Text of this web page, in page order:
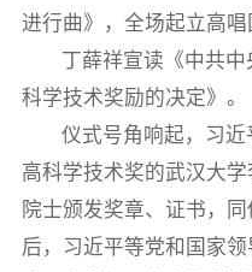
进行曲》，全场起立高唱
丁薛祥宣读《中共
科学技术奖励的决定》。
仪式号角响起，习
高科学技术奖的武汉大
院士颁发奖章、证书，
后，习近平等党和国家